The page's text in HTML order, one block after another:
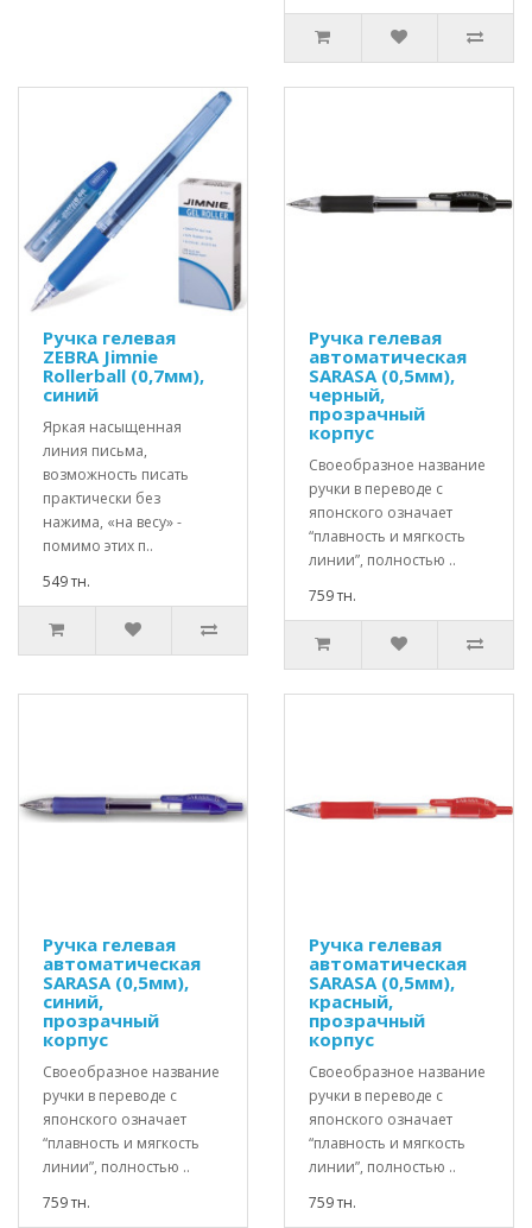
Ручка гелевая
ZEBRA Jimnie
Rollerball (0,7мм),
синий
Яркая насыщенная
линия письма,
возможность писать
практически без
нажима, «на весу» -
помимо этих п..
549 тн.
Ручка гелевая
автоматическая
SARASA (0,5мм),
черный,
прозрачный
корпус
Своеобразное название
ручки в переводе с
японского означает
“плавность и мягкость
линии”, полностью ..
759 тн.
Ручка гелевая
автоматическая
SARASA (0,5мм),
синий,
прозрачный
корпус
Своеобразное название
ручки в переводе с
японского означает
“плавность и мягкость
линии”, полностью ..
759 тн.
Ручка гелевая
автоматическая
SARASA (0,5мм),
красный,
прозрачный
корпус
Своеобразное название
ручки в переводе с
японского означает
“плавность и мягкость
линии”, полностью ..
759 тн.